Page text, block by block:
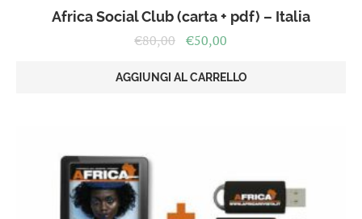
Africa Social Club (carta + pdf) – Italia
€80,00 Il
originale
€50,00
attuale
AGGIUNGI AL CARRELLO